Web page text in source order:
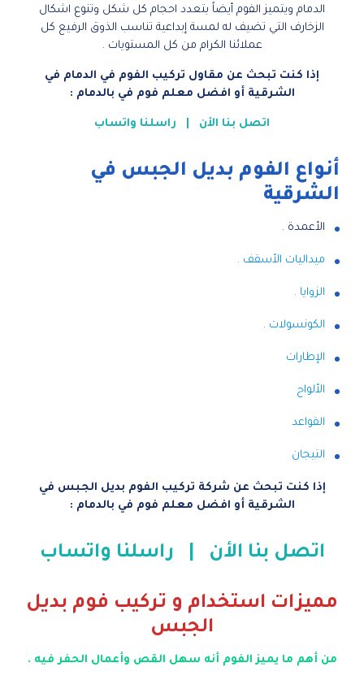
الدمام ويتميز الفوم أيضاً بتعدد احجام كل شكل وتنوع اشكال
الزخارف التي تضيف له لمسة إبداعية تناسب الذوق الرفيع كل
عملائنا الكرام من كل المستويات .
إذا كنت تبحث عن مقاول تركيب الفوم في الدمام في
الشرقية أو افضل معلم فوم في بالدمام :
اتصل بنا الأن راسلنا واتساب
أنواع الفوم بديل الجبس في
الشرقية
الأعمدة .
ميداليات الأسقف .
الزوايا .
الكونسولات .
الإطارات
الألواح
القواعد
التيجان
إذا كنت تبحث عن شركة تركيب الفوم بديل الجبس في
الشرقية أو افضل معلم فوم في بالدمام :
اتصل بنا الأن راسلنا واتساب
مميزات استخدام و تركيب فوم بديل
الجبس
من أهم ما يميز الفوم أنه سهل القص وأعمال الحفر فيه .